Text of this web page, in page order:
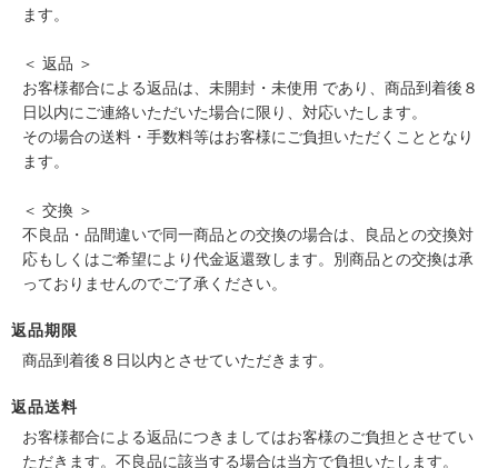
ます。
＜ 返品 ＞
お客様都合による返品は、未開封・未使用 であり、商品到着後８
日以内にご連絡いただいた場合に限り、対応いたします。
その場合の送料・手数料等はお客様にご負担いただくこととなり
ます。
＜ 交換 ＞
不良品・品間違いで同一商品との交換の場合は、良品との交換対
応もしくはご希望により代金返還致します。別商品との交換は承
っておりませんのでご了承ください。
返品期限
商品到着後８日以内とさせていただきます。
返品送料
お客様都合による返品につきましてはお客様のご負担とさせてい
ただきます。不良品に該当する場合は当方で負担いたします。